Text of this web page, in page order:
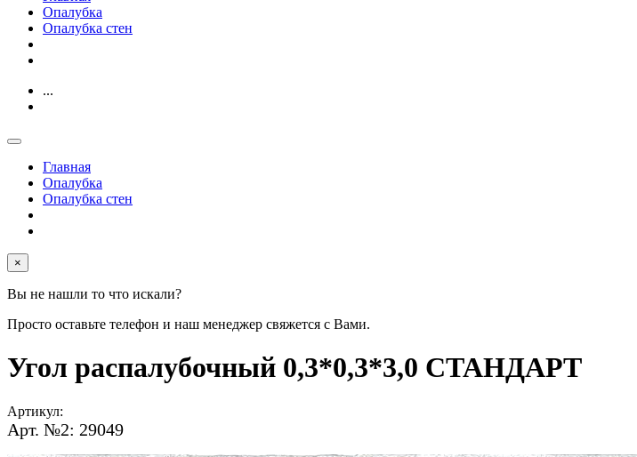
Опалубка
Опалубка стен
...
Главная
Опалубка
Опалубка стен
×
Вы не нашли то что искали?
Просто оставьте телефон и наш менеджер свяжется с Вами.
Угол распалубочный 0,3*0,3*3,0 СТАНДАРТ
Артикул:
Арт. №2: 29049